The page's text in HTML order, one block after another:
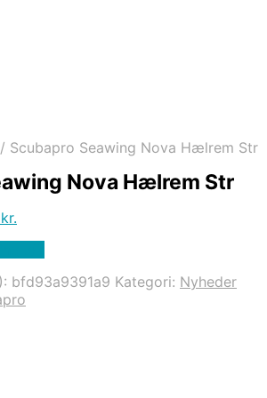
/ Scubapro Seawing Nova Hælrem Str
Nova Hælrem Str
kr.
332,00 kr..
bfd93a9391a9 Kategori: Nyheder